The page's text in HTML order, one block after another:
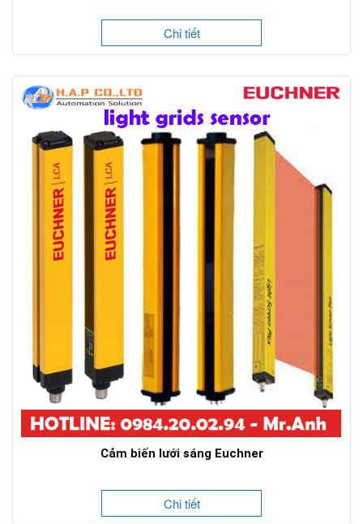
Chi tiết
Cảm biến lưới sáng Euchner
Chi tiết